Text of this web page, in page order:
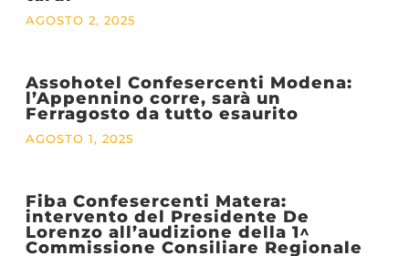
AGOSTO 2, 2025
Assohotel Confesercenti Modena:
l’Appennino corre, sarà un
Ferragosto da tutto esaurito
AGOSTO 1, 2025
Fiba Confesercenti Matera:
intervento del Presidente De
Lorenzo all’audizione della 1^
Commissione Consiliare Regionale